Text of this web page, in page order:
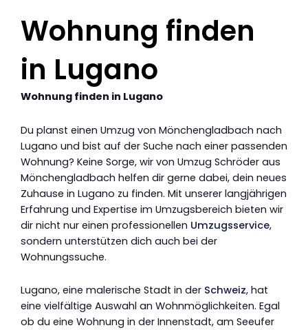
Wohnung finden
in Lugano
Wohnung finden in Lugano
Du planst einen Umzug von Mönchengladbach nach
Lugano und bist auf der Suche nach einer passenden
Wohnung? Keine Sorge, wir von Umzug Schröder aus
Mönchengladbach helfen dir gerne dabei, dein neues
Zuhause in Lugano zu finden. Mit unserer langjährigen
Erfahrung und Expertise im Umzugsbereich bieten wir
dir nicht nur einen professionellen Umzugsservice,
sondern unterstützen dich auch bei der
Wohnungssuche.
Lugano, eine malerische Stadt in der Schweiz, hat
eine vielfältige Auswahl an Wohnmöglichkeiten. Egal
ob du eine Wohnung in der Innenstadt, am Seeufer